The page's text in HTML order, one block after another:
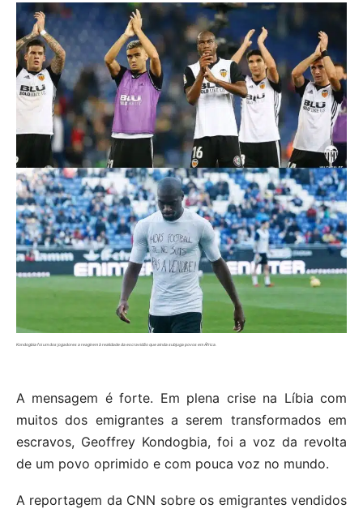
Kondogbia foi um dos jogadores a reagirem à realidade da escravidão que ainda subjuga povos em África.
A mensagem é forte. Em plena crise na Líbia com
muitos dos emigrantes a serem transformados em
escravos, Geoffrey Kondogbia, foi a voz da revolta
de um povo oprimido e com pouca voz no mundo.
A reportagem da CNN sobre os emigrantes vendidos